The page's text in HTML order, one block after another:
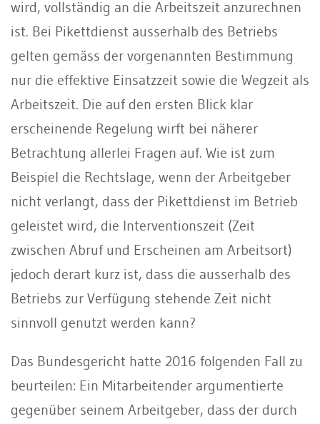
wird, vollständig an die Arbeitszeit anzurechnen
ist. Bei Pikettdienst ausserhalb des Betriebs
gelten gemäss der vorgenannten Bestimmung
nur die effektive Einsatzzeit sowie die Wegzeit als
Arbeitszeit. Die auf den ersten Blick klar
erscheinende Regelung wirft bei näherer
Betrachtung allerlei Fragen auf. Wie ist zum
Beispiel die Rechtslage, wenn der Arbeitgeber
nicht verlangt, dass der Pikettdienst im Betrieb
geleistet wird, die Interventionszeit (Zeit
zwischen Abruf und Erscheinen am Arbeitsort)
jedoch derart kurz ist, dass die ausserhalb des
Betriebs zur Verfügung stehende Zeit nicht
sinnvoll genutzt werden kann?
Das Bundesgericht hatte 2016 folgenden Fall zu
beurteilen: Ein Mitarbeitender argumentierte
gegenüber seinem Arbeitgeber, dass der durch